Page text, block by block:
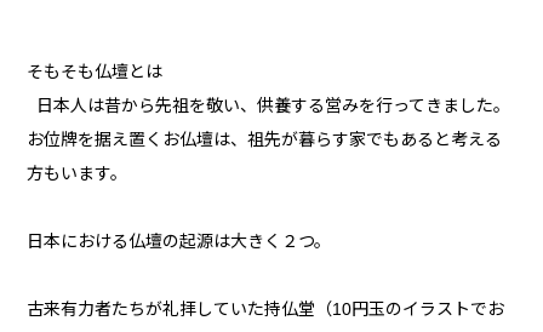
そもそも仏壇とは
日本人は昔から先祖を敬い、供養する営みを行ってきました。
お位牌を据え置くお仏壇は、祖先が暮らす家でもあると考える
方もいます。
日本における仏壇の起源は大きく２つ。
古来有力者たちが礼拝していた持仏堂（10円玉のイラストでお